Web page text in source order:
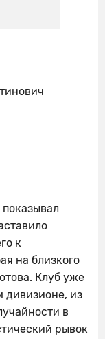
к
на близкого
Клуб уже
дивизионе, из
в
рывок